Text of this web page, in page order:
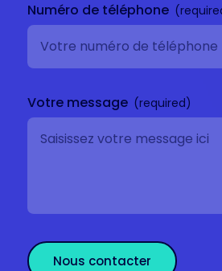
Numéro de téléphone
Votre message
Nous contacter